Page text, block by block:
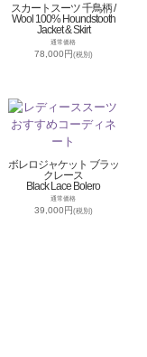
スカートスーツ 千鳥柄 /
Wool 100% Houndstooth
Jacket & Skirt
通常価格
78,000円(税別)
ボレロジャケット ブラッ
クレース
Black Lace Bolero
通常価格
39,000円(税別)